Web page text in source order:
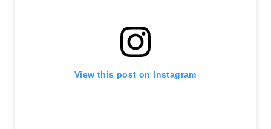
View this post on Instagram